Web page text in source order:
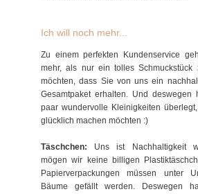
Ich will noch mehr...
Zu einem perfekten Kundenservice
mehr, als nur ein tolles Schmuckstück
möchten, dass Sie von uns ein
Gesamtpaket erhalten. Und
paar wundervolle Kleinigkeiten
glücklich machen möchten :)
Täschchen: Uns ist Nachhaltigkeit
mögen wir keine billigen
Papierverpackungen müssen unter
Bäume gefällt werden. Deswegen